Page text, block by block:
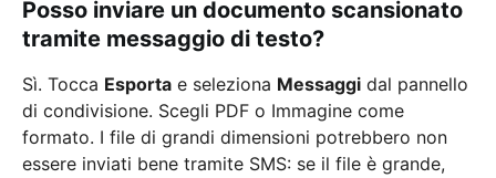
Posso inviare un documento scansionato
tramite messaggio di testo?
Sì. Tocca Esporta e seleziona Messaggi dal pannello
di condivisione. Scegli PDF o Immagine come
formato. I file di grandi dimensioni potrebbero non
essere inviati bene tramite SMS: se il file è grande,